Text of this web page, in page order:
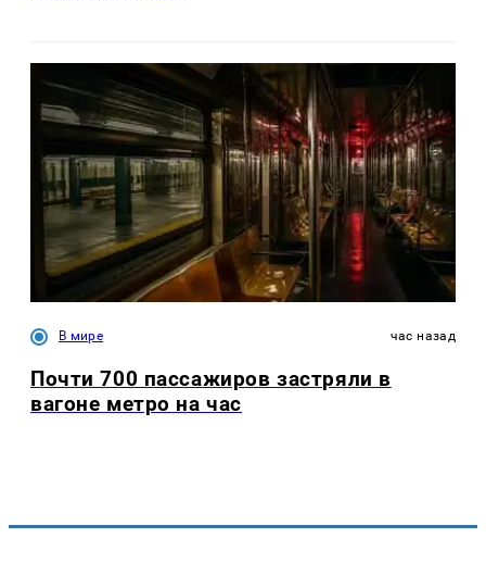
В мире час назад
Почти 700 пассажиров застряли в
вагоне метро на час